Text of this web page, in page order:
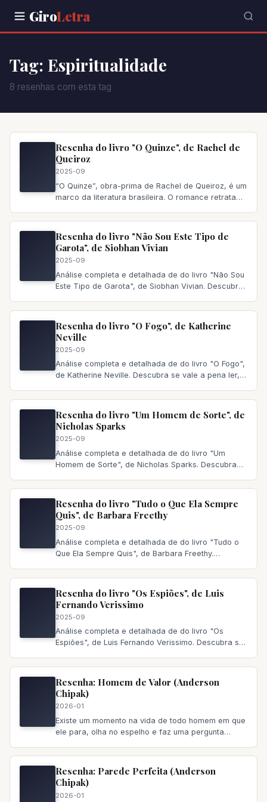
GiroLetra
Tag: Espiritualidade
8 resenhas com esta tag
Resenha do livro "O Quinze", de Rachel de
Queiroz
2025-09
“O Quinze”, obra-prima de Rachel de Queiroz, é um
marco da literatura brasileira. O romance retrata
Resenha do livro "Não Sou Este Tipo de
Garota", de Siobhan Vivian
2025-09
Análise completa e detalhada de do livro "Não Sou
Este Tipo de Garota", de Siobhan Vivian. Descubra
Resenha do livro "O Fogo", de Katherine
Neville
2025-09
Análise completa e detalhada de do livro "O Fogo",
de Katherine Neville. Descubra se vale a pena ler,
Resenha do livro "Um Homem de Sorte", de
Nicholas Sparks
2025-09
Análise completa e detalhada de do livro "Um
Homem de Sorte", de Nicholas Sparks. Descubra
Resenha do livro "Tudo o Que Ela Sempre
Quis", de Barbara Freethy
2025-09
Análise completa e detalhada de do livro "Tudo o
Que Ela Sempre Quis", de Barbara Freethy.
Resenha do livro "Os Espiões", de Luis
Fernando Verissimo
2025-09
Análise completa e detalhada de do livro "Os
Espiões", de Luis Fernando Verissimo. Descubra se
Resenha: Homem de Valor (Anderson
Chipak)
2026-01
Existe um momento na vida de todo homem em que
ele para, olha no espelho e faz uma pergunta
Resenha: Parede Perfeita (Anderson
Chipak)
2026-01